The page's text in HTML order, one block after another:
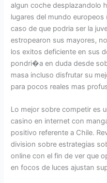
algun coche desplazandolo
lugares del mundo europeos
caso de que podria ser la
estropearon sus mayores,
los exitos deficiente en sus
pondri�a en duda desde
masa incluso disfrutar su
para pocos reales mas
Lo mejor sobre competir es
casino en internet con
positivo referente a Chile.
division sobre estrategias
online con el fin de ver que
en focos de luces ajustan